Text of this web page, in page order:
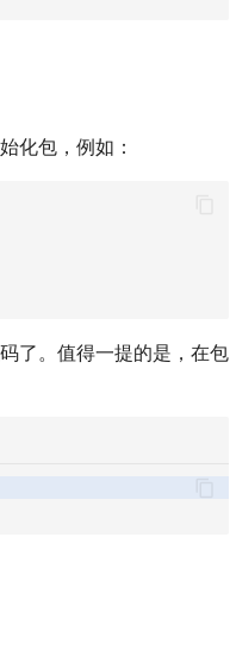
化包，例如：
了。值得一提的是，在包